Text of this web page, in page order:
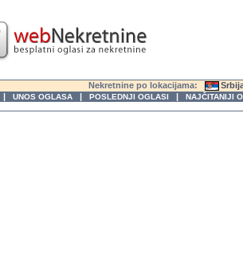
Nekretnine po lokacijama:
| UNOS OGLASA | POSLEDNJI OGLASI | NAJČITANIJI